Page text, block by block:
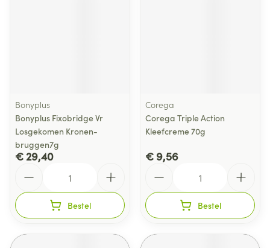
Bonyplus
Bonyplus Fixobridge Vr
Losgekomen Kronen-
bruggen7g
€ 29,40
Bestel
Corega
Corega Triple Action
Kleefcreme 70g
€ 9,56
Bestel